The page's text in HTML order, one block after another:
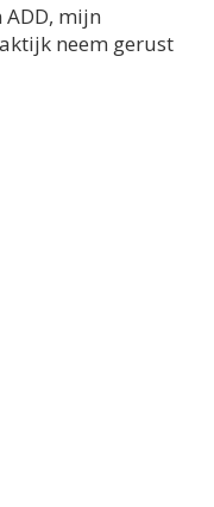
ADD, mijn
neem gerust